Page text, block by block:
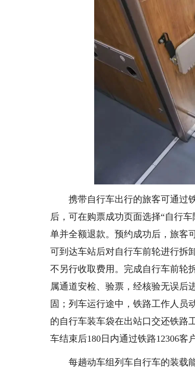
携带自行车出行的旅客可通过铁
后，可在购票成功页面选择“自行
单并全额退款。预约成功后，旅客
可到达车站后对自行车前轮进行拆
不另行收取费用。完成自行车前轮
属通道安检、验票，经核验无误后
固；列车运行途中，铁路工作人员
的自行车装车袋在出站口交还铁路
车结束后180日内通过铁路12306客
每趟动车组列车自行车的装载能